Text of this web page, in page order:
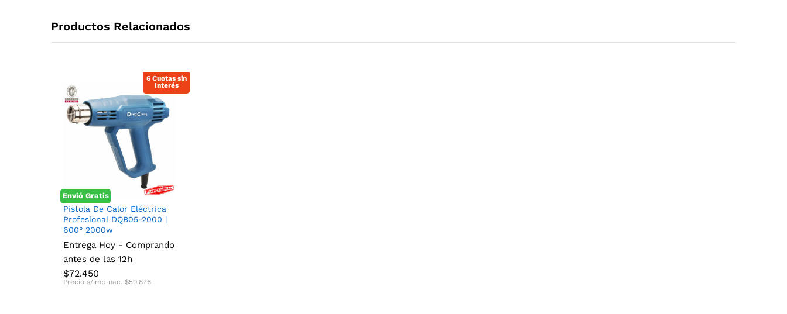
Productos Relacionados
6 Cuotas sin
Interés
Envió Gratis
Pistola De Calor Eléctrica
Profesional DQB05-2000 |
600° 2000w
Entrega Hoy - Comprando
antes de las 12h
$72.450
Precio s/imp nac. $59.876